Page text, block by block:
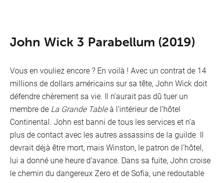
John Wick 3 Parabellum (2019)
Vous en vouliez encore ? En voilà ! Avec un contrat de 14
millions de dollars américains sur sa tête, John Wick doit
défendre chèrement sa vie. Il n’aurait pas dû tuer un
membre de La Grande Tableà l’intérieur de l’hôtel
Continental. John est banni de tous les services et n’a
plus de contact avec les autres assassins de la guilde. Il
devrait déjà être mort, mais Winston, le patron de l’hôtel,
lui a donné une heure d’avance. Dans sa fuite, John croise
le chemin du dangereux Zero et de Sofia, une redoutable